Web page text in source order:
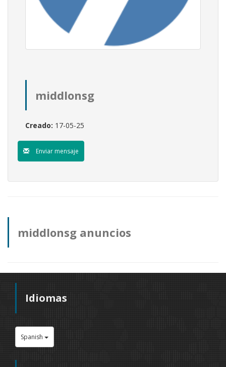
middlonsg
Creado: 17-05-25
Enviar mensaje
middlonsg anuncios
Idiomas
Spanish